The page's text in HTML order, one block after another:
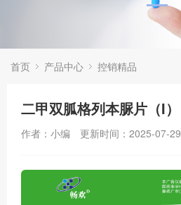
首页 产品中心 控销精品
二甲双胍格列本脲片（I）
作者：小编 更新时间：2025-07-29